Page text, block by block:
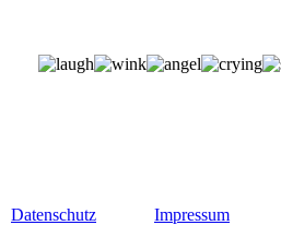
Datenschutz Impressum